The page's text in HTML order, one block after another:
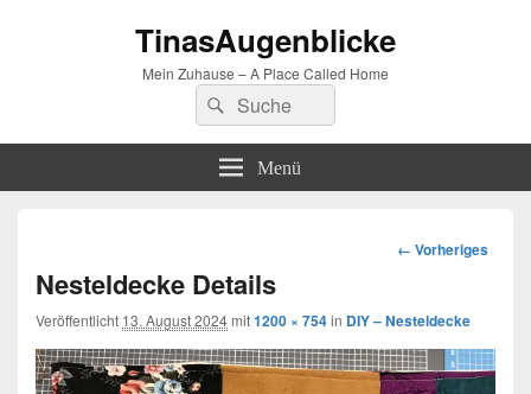
TinasAugenblicke
Mein Zuhause – A Place Called Home
Suchen
nach:
Suchen
Menü
Bilder-
← Vorheriges
Nesteldecke Details
Veröffentlicht 13. August 2024mit1200 × 754in DIY – Nesteldecke